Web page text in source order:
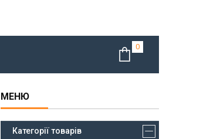
Категорії товарів